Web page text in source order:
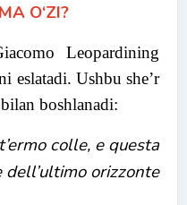
O‘ZI?
Leopardining
eslatadi. Ushbu she’r
boshlanadi:
colle, e questa
orizzonte